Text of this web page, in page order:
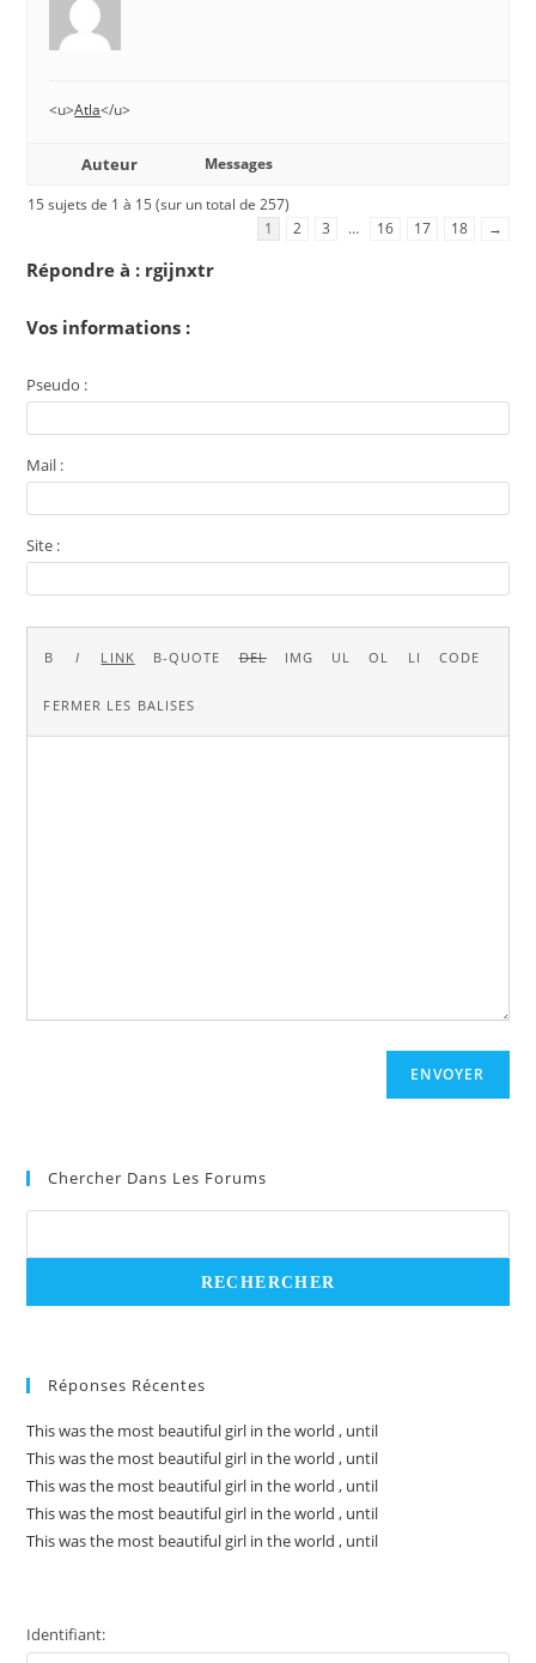
<u>Atla</u>
Auteur
Messages
15 sujets de 1 à 15 (sur un total de 257)
1
2 3 … 16 17 18 →
Répondre à : rgijnxtr
Vos informations :
Pseudo :
Mail :
Site :
ENVOYER
Chercher Dans Les Forums
Réponses Récentes
This was the most beautiful girl in the world , until
This was the most beautiful girl in the world , until
This was the most beautiful girl in the world , until
This was the most beautiful girl in the world , until
This was the most beautiful girl in the world , until
Identifiant: